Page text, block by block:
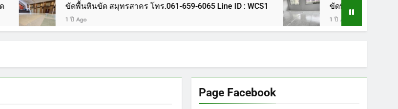
ขัดพื้นหินขัด สมุทรสาคร โทร.061-659-6065 Line ID : WCS1 ขัดพื้นหินขัด อบต.แหลมบัวนครปฐม
1 ปี Ago
Page Facebook